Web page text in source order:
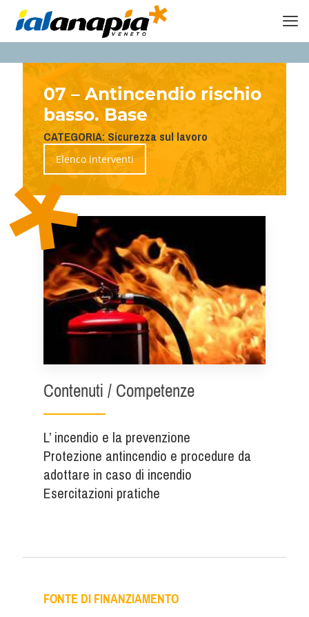
07 – Antincendio rischio
basso. Base
CATEGORIA: Sicurezza sul lavoro
Elenco interventi
Contenuti / Competenze
L’ incendio e la prevenzione
Protezione antincendio e procedure da
adottare in caso di incendio
Esercitazioni pratiche
FONTE DI FINANZIAMENTO